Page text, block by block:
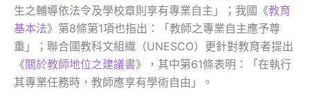
生之輔導依法令及學校章則享有專業自主」；我國《教育
基本法》第8條第1項也指出：「教師之專業自主應予尊
重」；聯合國教科文組織（UNESCO）更針對教育者提出
《關於教師地位之建議書》，其中第61條表明：「在執行
其專業任務時，教師應享有學術自由」。